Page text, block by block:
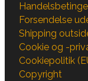
Forsendelse
Shipping
Cookie og -
Cookiepolitik
Copyright